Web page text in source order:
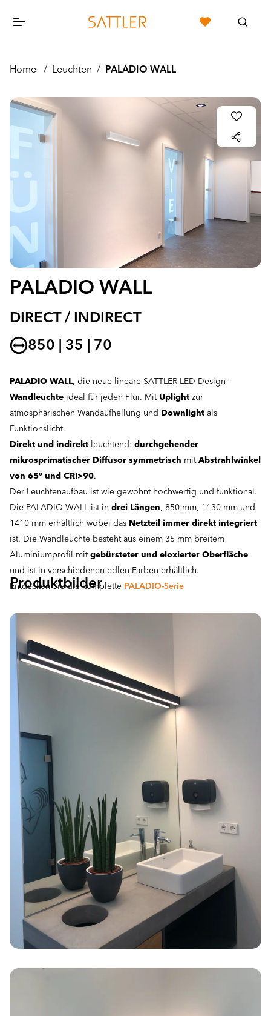
Home / Leuchten / PALADIO WALL
PALADIO WALL
DIRECT / INDIRECT
850 | 35 | 70
PALADIO WALL, die neue lineare SATTLER LED-Design-
Wandleuchte ideal für jeden Flur. Mit Uplight zur
atmosphärischen Wandaufhellung und Downlight als
Funktionslicht.
Direkt und indirekt leuchtend: durchgehender
mikrosprimatischer Diffusor symmetrisch mit Abstrahlwinkel
von 65° und CRI>90.
Der Leuchtenaufbau ist wie gewohnt hochwertig und funktional.
Die PALADIO WALL ist in drei Längen, 850 mm, 1130 mm und
1410 mm erhältlich wobei das Netzteil immer direkt integriert
ist. Die Wandleuchte besteht aus einem 35 mm breitem
Aluminiumprofil mit gebürsteter und eloxierter Oberfläche
und ist in verschiedenen edlen Farben erhältlich.
Entdecken Sie die komplette PALADIO-Serie
Produktbilder